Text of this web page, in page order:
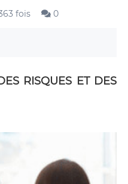
fois 0
RISQUES ET DES